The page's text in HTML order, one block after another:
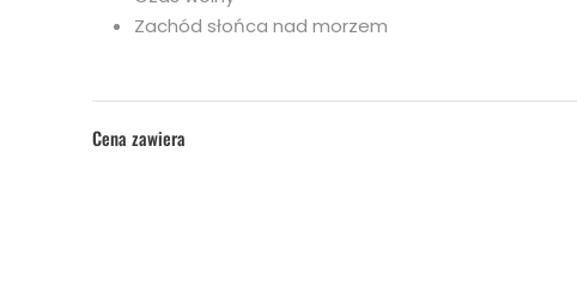
Zachód słońca nad morzem
Cena zawiera